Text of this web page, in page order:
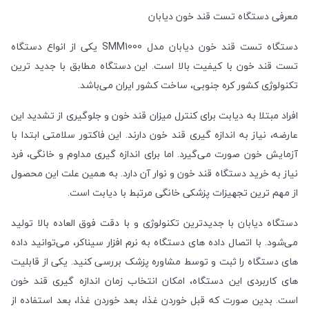
معرفی دستگاه تست قند خون دیابان
دستگاه تست قند خون دیابان مدل SMM1000 یکی از انواع دستگاه
تست قند خون با کیفیت بالا است. این دستگاه مطابق با جدید ترین
تکنولوژی کشور کره جنوبی، ساخت کشور ایران می‌باشد.
افراد مبتلا به دیابت برای کنترل میزان قند خون و جلوگیری از تشدید این
عارضه، نیاز به اندازه گیری قند خون دارند. این فاکتور سلامتی ابتدا با
آزمایش خون صورت می‌گیرد. اما برای اندازه گیری مداوم و خانگی، فرد
نیاز به خرید دستگاه قند خون و نوار آن دارد. به همین علت این محصول
از مهم ترین تجهیزات پزشکی خانگی مرتبط با دیابت است.
دستگاه دیابان با جدیدترین تکنولوژی و با دقت فوق العاده بالا تولید
می‌شود. با اتصال داده های دستگاه به نرم افزار سیناکر، می‌توانید داده
های دستگاه را ثبت و توسط مشاوره پزشک بررسی کنید. یکی از قابلیت
های کاربردی این دستگاه، امکان انتخاب زمان اندازه گیری قند خون
است. بدین صورت که قبل خوردن غذا، بعد خوردن غذا، بعد استفاده از